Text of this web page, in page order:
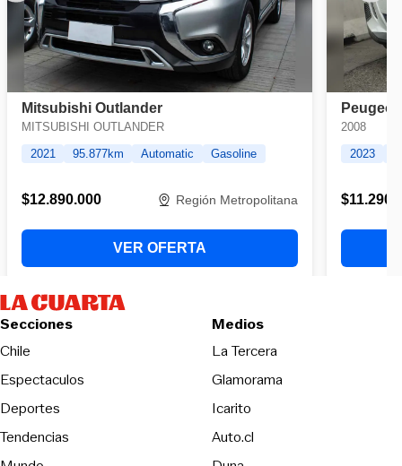
Secciones
Chile
Espectaculos
Deportes
Tendencias
Medios
La TerceraOpens in new
Glamorama
Icarito
Auto.cl